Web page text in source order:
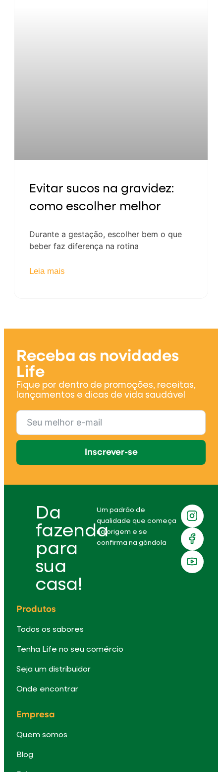
Evitar sucos na gravidez:
como escolher melhor
Durante a gestação, escolher bem o que
beber faz diferença na rotina
Leia mais
Receba as novidades
Life
Fique por dentro de promoções, receitas,
lançamentos e dicas de vida saudável
Inscrever-se
Da
fazenda
para
sua
casa!
Um padrão de
qualidade que começa
na origem e se
confirma na gôndola
Produtos
Todos os sabores
Tenha Life no seu comércio
Seja um distribuidor
Onde encontrar
Empresa
Quem somos
Blog